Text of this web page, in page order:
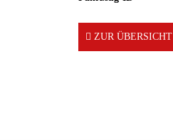
ZUR ÜBERSICHT